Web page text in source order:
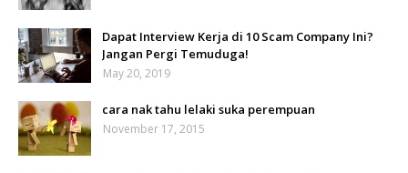
Dapat Interview Kerja di 10 Scam Company Ini?
Jangan Pergi Temuduga!
May 20, 2019
cara nak tahu lelaki suka perempuan
November 17, 2015